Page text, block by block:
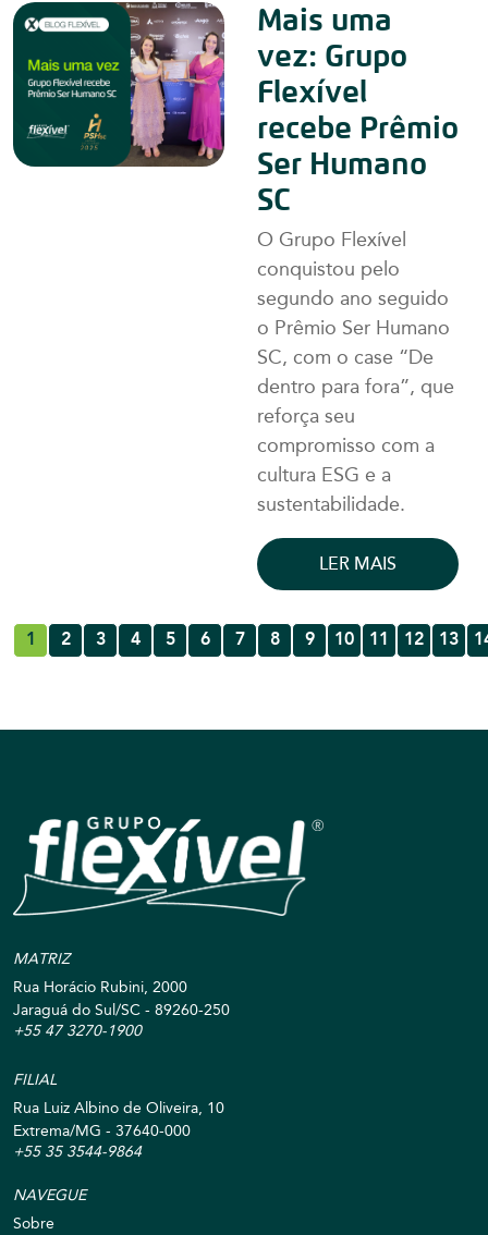
Mais uma
vez: Grupo
Flexível
recebe Prêmio
Ser Humano
SC
O Grupo Flexível
conquistou pelo
segundo ano seguido
o Prêmio Ser Humano
SC, com o case “De
dentro para fora”, que
reforça seu
compromisso com a
cultura ESG e a
sustentabilidade.
LER MAIS
1 2 3 4 5 6 7 8 9 10 11 12 13
MATRIZ
Rua Horácio Rubini, 2000
Jaraguá do Sul/SC - 89260-250
+55 47 3270-1900
FILIAL
Rua Luiz Albino de Oliveira, 10
Extrema/MG - 37640-000
+55 35 3544-9864
NAVEGUE
Sobre